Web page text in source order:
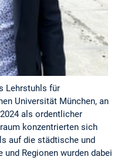
Lehrstuhls für
Universität München, an
als ordentlicher
konzentrierten sich
auf die städtische und
Regionen wurden dabei